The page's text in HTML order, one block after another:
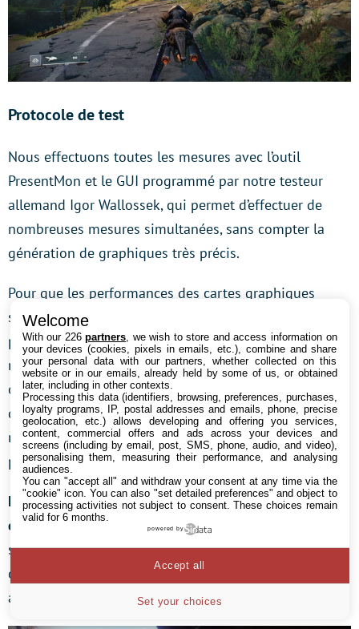
Protocole de test
Nous effectuons toutes les mesures avec l’outil
PresentMon et le GUI programmé par notre testeur
allemand Igor Wallossek, qui permet d’effectuer de
nombreuses mesures simultanées, sans compter la
génération de graphiques très précis.
Pour que les performances des cartes graphiques
soient vraiment représentatives de la réalité, nous
prenons soin de les faire chauffer avant de relever nos
mesures. En effet, la majorité des cartes graphiques
ont une fréquence qui se stabilise avec la température
de leur GPU, et faire des mesures dès les premières
minutes de fonctionnement conduirait à constater des
performances supérieures à la réalité.
Nous effectuons donc un premier « run » afin de
chauffer la carte , puis nous relevons les mesures de
ses performances lors de la séquence de test. Pour les
options graphiques, nous avons testé le jeu en Full HD
avec les réglages poussés au maximum, puis en QHD.
Welcome
With our 226partners , we wish to store and access information on
your devices (cookies, pixels in emails, etc.), combine and share
your personal data with our partners, whether collected on this
website or in our emails, already held by some of us, or obtained
later, including in other contexts.
Processing this data (identifiers, browsing, preferences, purchases,
loyalty programs, IP, postal addresses and emails, phone, precise
geolocation, etc.) allows developing and offering you services,
content, commercial offers and ads across your devices and
screens (including by email, post, SMS, phone, audio, and video),
personalising them, measuring their performance, and analysing
audiences.
You can "accept all" and withdraw your consent at any time via the
"cookie" icon. You can also "set detailed preferences" and object to
processing activities not subject to consent. These choices remain
valid for 6 months.
powered by
Set your choices
Accept all